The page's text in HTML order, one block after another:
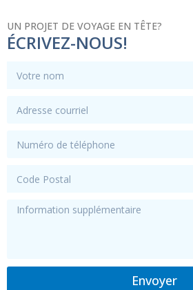
UN PROJET DE VOYAGE EN TÊTE?
ÉCRIVEZ-NOUS!
Envoyer